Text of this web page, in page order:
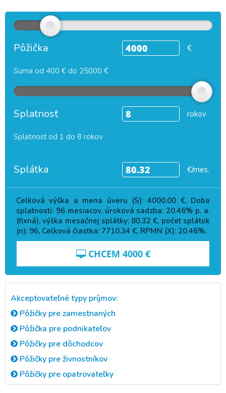
Pôžička €
Suma od 400 € do 25000 €
Splatnosť rokov
Splatnosť od 1 do 8 rokov
Splátka €/mes.
Celková výška a mena úveru (S):4000.00 €, Doba
splatnosti: 96mesiacov, úroková sadzba:20.46% p. a.
(fixná), výška mesačnej splátky: 80.32 €, počet splátok
(n): 96, Celková čiastka: 7710.34 €, RPMN (X): 20.46%.
CHCEM 4000€
Akceptovateľné typy príjmov:
Pôžičky pre zamestnaných
Pôžička pre podnikateľov
Pôžičky pre dôchodcov
Pôžičky pre živnostníkov
Pôžičky pre opatrovateľky